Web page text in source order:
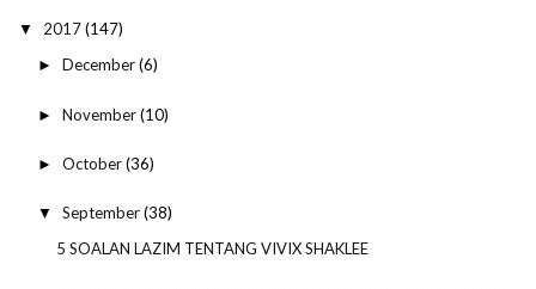
▼ 2017(147)
► December(6)
► November(10)
► October(36)
▼ September(38)
5 SOALAN LAZIM TENTANG VIVIX SHAKLEE